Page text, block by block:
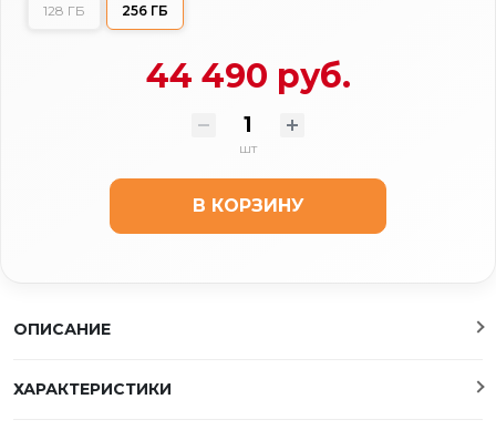
128 ГБ 256 ГБ
44 490 руб.
шт
В КОРЗИНУ
ОПИСАНИЕ
ХАРАКТЕРИСТИКИ